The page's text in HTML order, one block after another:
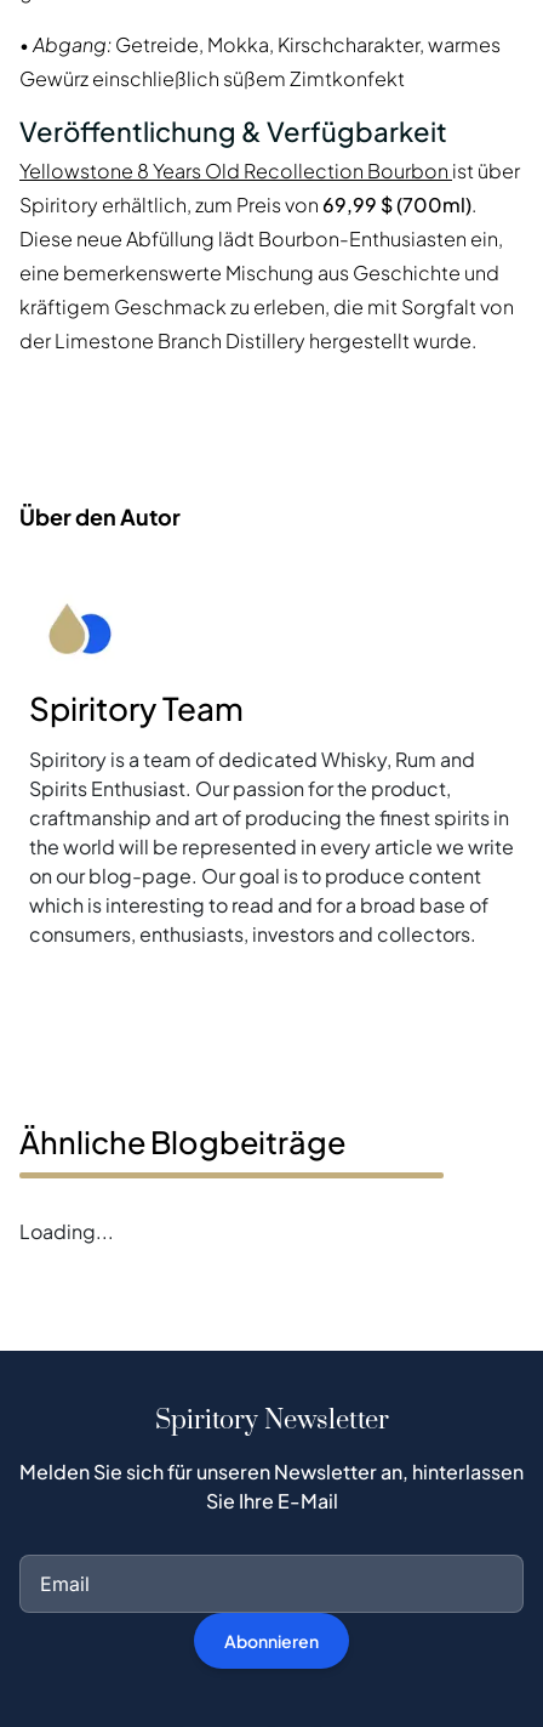
•Abgang:Getreide, Mokka, Kirschcharakter, warmes
Gewürz einschließlich süßem Zimtkonfekt
Veröffentlichung & Verfügbarkeit
Yellowstone 8 Years Old Recollection Bourbon ist über
Spiritory erhältlich, zum Preis von 69,99 $ (700ml).
Diese neue Abfüllung lädt Bourbon-Enthusiasten ein,
eine bemerkenswerte Mischung aus Geschichte und
kräftigem Geschmack zu erleben, die mit Sorgfalt von
der Limestone Branch Distillery hergestellt wurde.
Über den Autor
Spiritory Team
Spiritory is a team of dedicated Whisky, Rum and
Spirits Enthusiast. Our passion for the product,
craftmanship and art of producing the finest spirits in
the world will be represented in every article we write
on our blog-page. Our goal is to produce content
which is interesting to read and for a broad base of
consumers, enthusiasts, investors and collectors.
Ähnliche Blogbeiträge
Loading...
Spiritory Newsletter
Melden Sie sich für unseren Newsletter an, hinterlassen
Sie Ihre E-Mail
Abonnieren